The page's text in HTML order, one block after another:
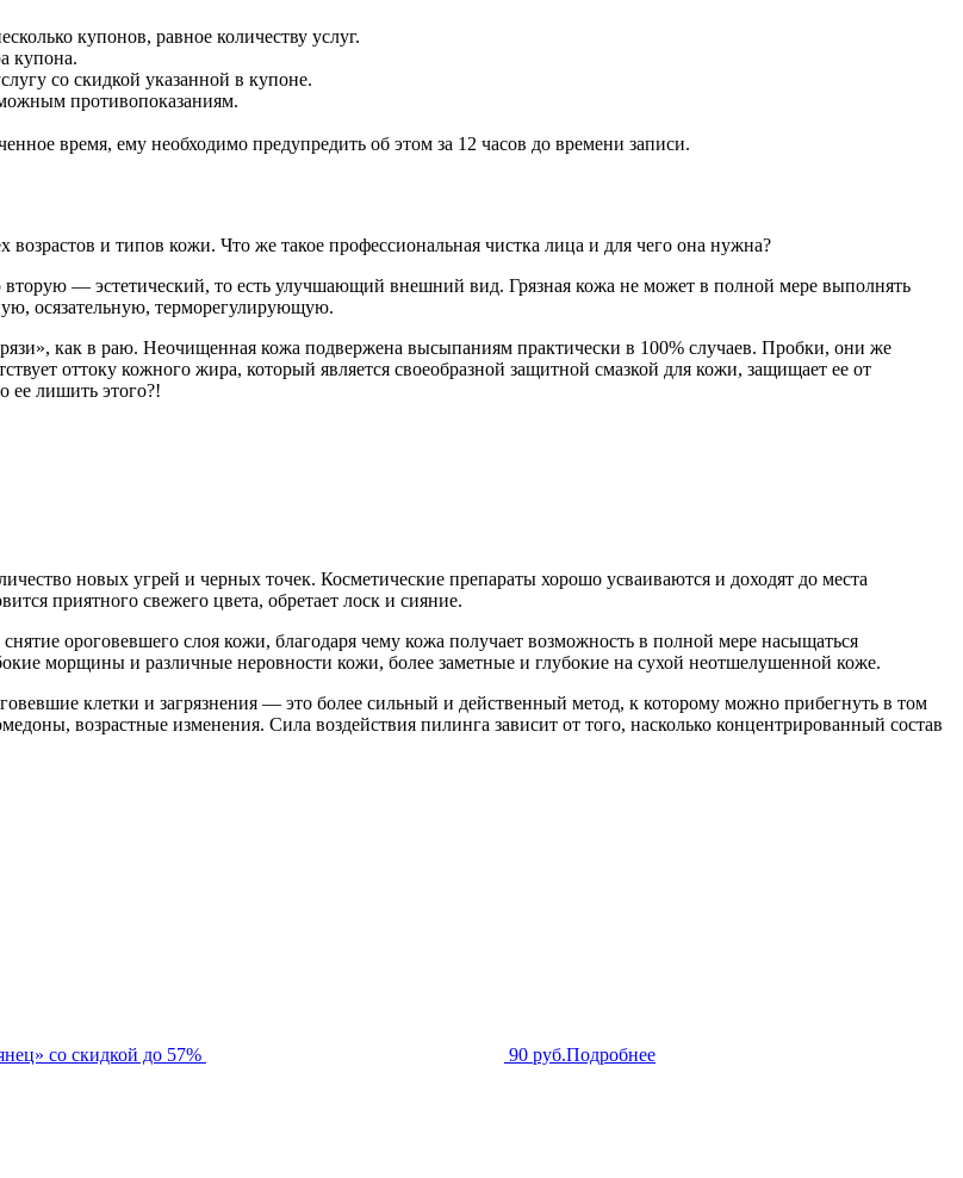
купонов, равное количеству услуг.
купона.
со скидкой указанной в купоне.
противопоказаниям.
время, ему необходимо предупредить об этом за 12 часов до времени записи.
и типов кожи. Что же такое профессиональная чистка лица и для чего она нужна?
— эстетический, то есть улучшающий внешний вид. Грязная кожа не может в полной мере выполнять
осязательную, терморегулирующую.
как в раю. Неочищенная кожа подвержена высыпаниям практически в 100% случаев. Пробки, они же
оттоку кожного жира, который является своеобразной защитной смазкой для кожи, защищает ее от
ее лишить этого?!
новых угрей и черных точек. Косметические препараты хорошо усваиваются и доходят до места
приятного свежего цвета, обретает лоск и сияние.
ороговевшего слоя кожи, благодаря чему кожа получает возможность в полной мере насыщаться
морщины и различные неровности кожи, более заметные и глубокие на сухой неотшелушенной коже.
клетки и загрязнения — это более сильный и действенный метод, к которому можно прибегнуть в том
возрастные изменения. Сила воздействия пилинга зависит от того, насколько концентрированный состав
со скидкой до 57% 90 руб.Подробнее